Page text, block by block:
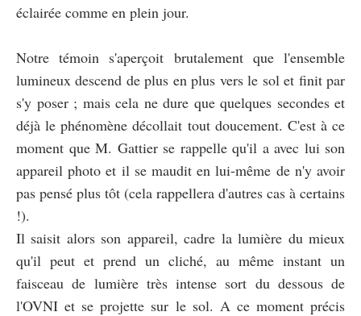
éclairée comme en plein jour.
Notre témoin s'aperçoit brutalement que l'ensemble
lumineux descend de plus en plus vers le sol et finit par
s'y poser ; mais cela ne dure que quelques secondes et
déjà le phénomène décollait tout doucement. C'est à ce
moment que M. Gattier se rappelle qu'il a avec lui son
appareil photo et il se maudit en lui-même de n'y avoir
pas pensé plus tôt (cela rappellera d'autres cas à certains
!).
Il saisit alors son appareil, cadre la lumière du mieux
qu'il peut et prend un cliché, au même instant un
faisceau de lumière très intense sort du dessous de
l'OVNI et se projette sur le sol. A ce moment précis